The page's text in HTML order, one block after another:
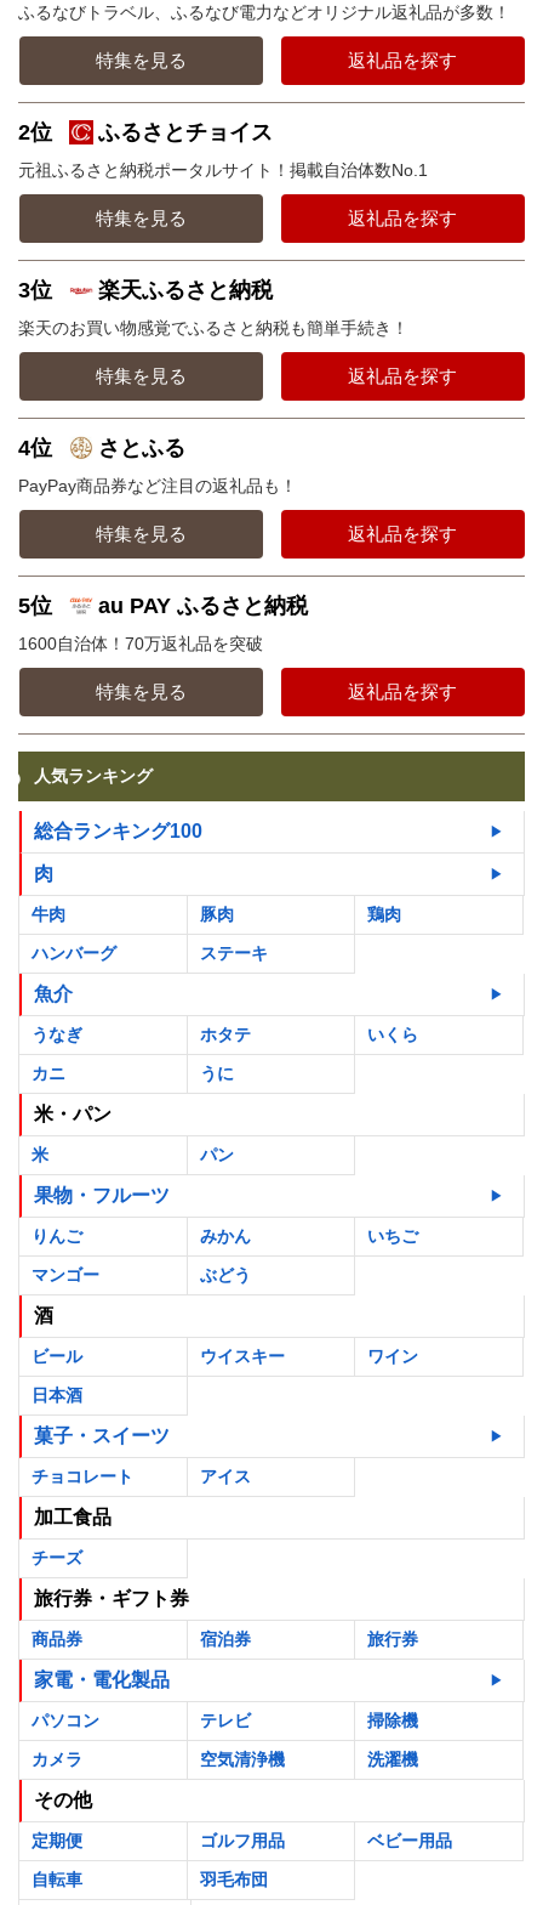
ふるなびトラベル、ふるなび電力などオリジナル返礼品が多数！
特集を見る 返礼品を探す
2位 ふるさとチョイス
元祖ふるさと納税ポータルサイト！掲載自治体数No.1
特集を見る 返礼品を探す
3位 楽天ふるさと納税
楽天のお買い物感覚でふるさと納税も簡単手続き！
特集を見る 返礼品を探す
4位 さとふる
PayPay商品券など注目の返礼品も！
特集を見る 返礼品を探す
5位 au PAY ふるさと納税
1600自治体！70万返礼品を突破
特集を見る 返礼品を探す
人気ランキング
総合ランキング100
肉
牛肉 豚肉
鶏肉
ハンバーグ
ステーキ
魚介
うなぎ ホタテ
いくら
カニ
うに
米・パン
米 パン
果物・フルーツ
りんご みかん
いちご
マンゴー
ぶどう
酒
ビール ウイスキー
ワイン
日本酒
菓子・スイーツ
チョコレート アイス
加工食品
チーズ
旅行券・ギフト券
商品券 宿泊券 旅行券
家電・電化製品
パソコン テレビ
掃除機
カメラ
空気清浄機 洗濯機
その他
定期便 ゴルフ用品
ベビー用品
自転車
羽毛布団